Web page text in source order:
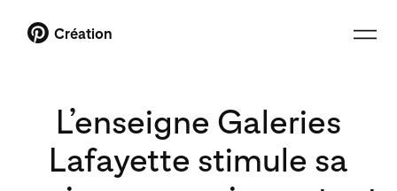
Création
L’enseigne Galeries
Lafayette stimule sa